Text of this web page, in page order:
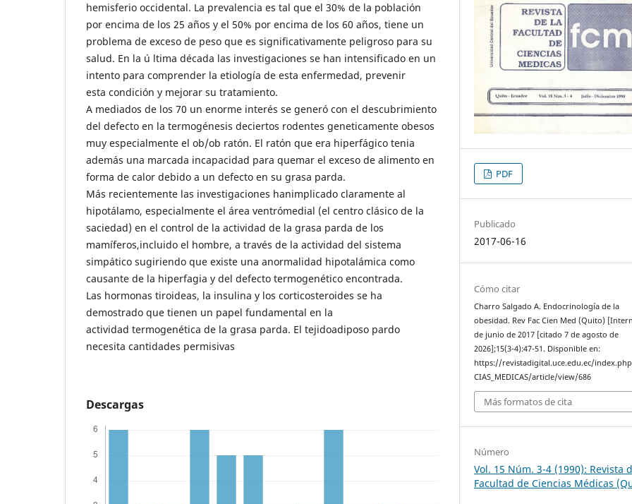
hemisferio occidental. La prevalencia es tal que el 30% de la población
por encima de los 25 años y el 50% por encima de los 60 años, tiene un
problema de exceso de peso que es significativamente peligroso para su
salud. En la ú ltima década las investigaciones se han intensificado en un
intento para comprender la etiología de esta enfermedad, prevenir
esta condición y mejorar su tratamiento.
A mediados de los 70 un enorme interés se generó con el descubrimiento
del defecto en la termogénesis deciertos rodentes geneticamente obesos
muy especialmente el ob/ob ratón. El ratón que era hiperfágico tenia
además una marcada incapacidad para quemar el exceso de alimento en
forma de calor debido a un defecto en su grasa parda.
Más recientemente las investigaciones hanimplicado claramente al
hipotálamo, especialmente el área ventrómedial (el centro clásico de la
saciedad) en el control de la actividad de la grasa parda de los
mamíferos,incluido el hombre, a través de la actividad del sistema
simpático sugiriendo que existe una anormalidad hipotalámica como
causante de la hiperfagia y del defecto termogenético encontrada.
Las hormonas tiroideas, la insulina y los corticosteroides se ha
demostrado que tienen un papel fundamental en la
actividad termogenética de la grasa parda. El tejidoadiposo pardo
necesita cantidades permisivas
Descargas
PDF
Publicado
2017-06-16
Cómo citar
Charro Salgado A. Endocrinología de la
obesidad. Rev Fac Cien Med (Quito)
de junio de 2017 [citado 7 de agosto de
2026];15(3-4):47-51. Disponible en:
https://revistadigital.uce.edu.ec/
CIAS_MEDICAS/article/view/686
Más formatos de cita
Número
Vol. 15 Núm. 3-4 (1990): Revista
Facultad de Ciencias Médicas